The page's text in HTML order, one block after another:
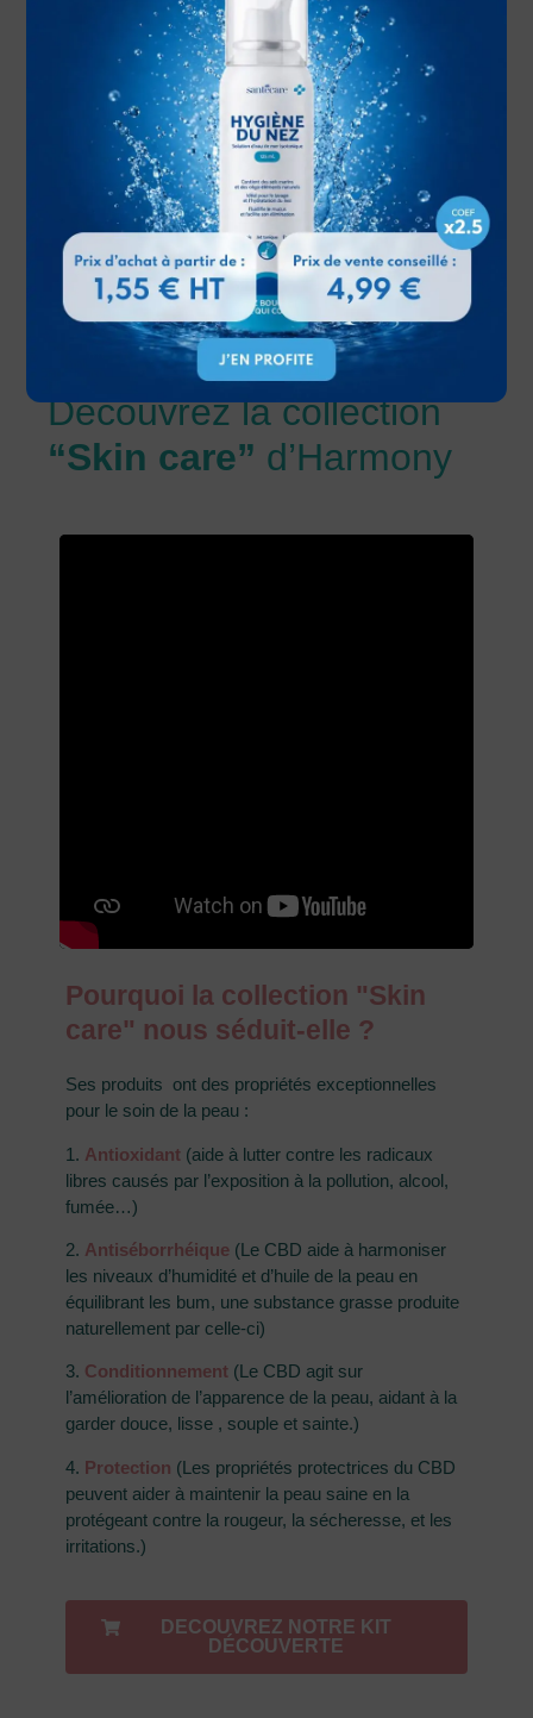
Découvrez la collection
“Skin care” d’Harmony
Pourquoi la collection "Skin
care" nous séduit-elle ?
Ses produits ont des propriétés exceptionnelles
pour le soin de la peau :
1. Antioxidant (aide à lutter contre les radicaux
libres causés par l’exposition à la pollution, alcool,
fumée…)
2. Antiséborrhéique (Le CBD aide à harmoniser
les niveaux d’humidité et d’huile de la peau en
équilibrant les bum, une substance grasse produite
naturellement par celle-ci)
3. Conditionnement (Le CBD agit sur
l’amélioration de l’apparence de la peau, aidant à la
garder douce, lisse , souple et sainte.)
4. Protection (Les propriétés protectrices du CBD
peuvent aider à maintenir la peau saine en la
protégeant contre la rougeur, la sécheresse, et les
irritations.)
DECOUVREZ NOTRE KIT
DÉCOUVERTE